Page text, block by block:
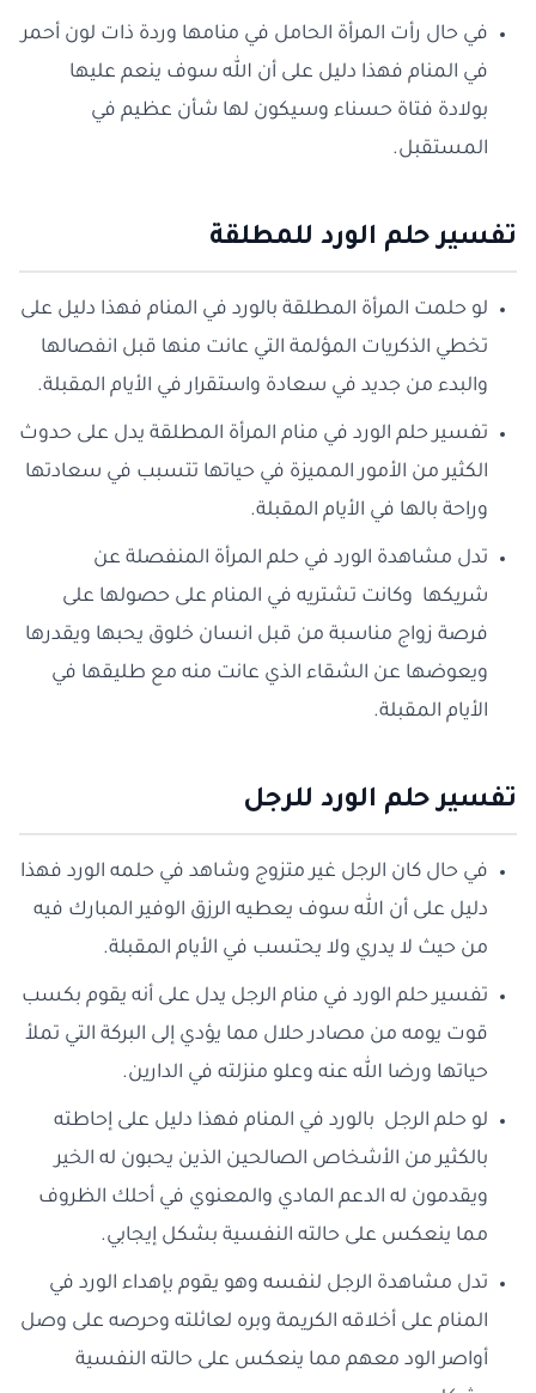
في حال رأت المرأة الحامل في منامها وردة ذات لون أحمر
في المنام فهذا دليل على أن الله سوف ينعم عليها
بولادة فتاة حسناء وسيكون لها شأن عظيم في
المستقبل.
تفسير حلم الورد للمطلقة
لو حلمت المرأة المطلقة بالورد في المنام فهذا دليل على
تخطي الذكريات المؤلمة التي عانت منها قبل انفصالها
والبدء من جديد في سعادة واستقرار في الأيام المقبلة.
تفسير حلم الورد في منام المرأة المطلقة يدل على حدوث
الكثير من الأمور المميزة في حياتها تتسبب في سعادتها
وراحة بالها في الأيام المقبلة.
تدل مشاهدة الورد في حلم المرأة المنفصلة عن
شريكها وكانت تشتريه في المنام على حصولها على
فرصة زواج مناسبة من قبل انسان خلوق يحبها ويقدرها
ويعوضها عن الشقاء الذي عانت منه مع طليقها في
الأيام المقبلة.
تفسير حلم الورد للرجل
في حال كان الرجل غير متزوج وشاهد في حلمه الورد فهذا
دليل على أن الله سوف يعطيه الرزق الوفير المبارك فيه
من حيث لا يدري ولا يحتسب في الأيام المقبلة.
تفسير حلم الورد في منام الرجل يدل على أنه يقوم بكسب
قوت يومه من مصادر حلال مما يؤدي إلى البركة التي تملأ
حياتها ورضا الله عنه وعلو منزلته في الدارين.
لو حلم الرجل بالورد في المنام فهذا دليل على إحاطته
بالكثير من الأشخاص الصالحين الذين يحبون له الخير
ويقدمون له الدعم المادي والمعنوي في أحلك الظروف
مما ينعكس على حالته النفسية بشكل إيجابي.
تدل مشاهدة الرجل لنفسه وهو يقوم بإهداء الورد في
المنام على أخلاقه الكريمة وبره لعائلته وحرصه على وصل
أواصر الود معهم مما ينعكس على حالته النفسية